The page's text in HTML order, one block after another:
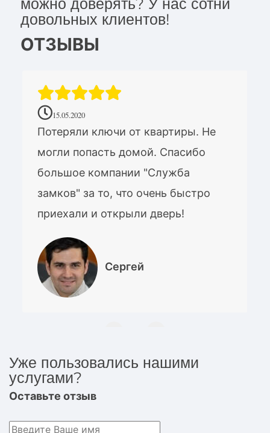
довольных клиентов!
ОТЗЫВЫ
15.05.2020
Потеряли ключи от квартиры. Не
могли попасть домой. Спасибо
большое компании "Служба
замков" за то, что очень быстро
приехали и открыли дверь!
Сергей
Уже пользовались нашими
услугами?
Оставьте отзыв